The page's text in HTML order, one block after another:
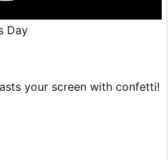
Day
your screen with confetti!